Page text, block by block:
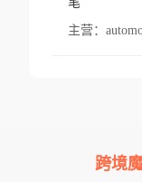
主营：
跨境魔